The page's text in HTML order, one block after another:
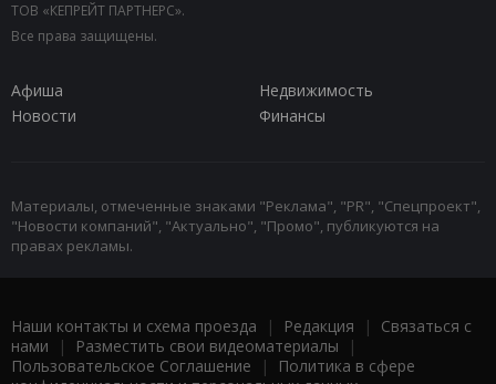
ТОВ «КЕПРЕЙТ ПАРТНЕРС».
Все права защищены.
Афиша
Недвижимость
Новости
Финансы
Материалы, отмеченные знаками "Реклама", "PR", "Спецпроект",
"Новости компаний", "Актуально", "Промо", публикуются на
правах рекламы.
Наши контакты и схема проезда | Редакция | Связаться с
нами | Разместить свои видеоматериалы |
Пользовательское Соглашение |
Политика в сфере